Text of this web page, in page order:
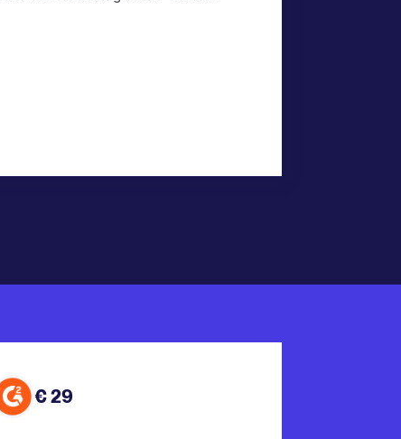
€ 29